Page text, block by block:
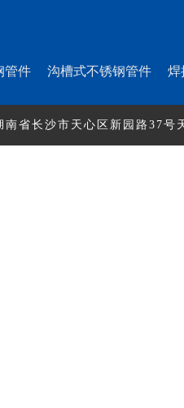
管件 沟槽式不锈钢管件 焊
省长沙市天心区新园路37